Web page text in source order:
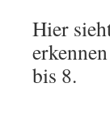
Hier
bis 8.